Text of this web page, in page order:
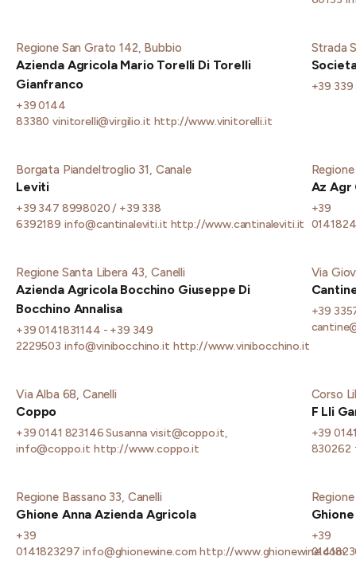
Regione San Grato 142, Bubbio
Azienda Agricola Mario Torelli Di Torelli
Gianfranco
+39 0144
83380 vinitorelli@virgilio.it http://www.vinitorelli.it
Strada
+39
Borgata Piandeltroglio 31, Canale
Leviti
+39 347 8998020 / +39 338
6392189 info@cantinaleviti.it http://www.cantinaleviti.it
Az Agr
+39
Regione Santa Libera 43, Canelli
Azienda Agricola Bocchino Giuseppe Di
Bocchino Annalisa
+39 0141831144 - +39 349
2229503 info@vinibocchino.it http://www.vinibocchino.it
Via
+39
Via Alba 68, Canelli
Coppo
+39 0141 823146 Susanna visit@coppo.it,
info@coppo.it http://www.coppo.it
Corso
F Lli
+39
830262
Regione Bassano 33, Canelli
Ghione Anna Azienda Agricola
+39
0141823297 info@ghionewine.com http://www.ghionewine.com
+39